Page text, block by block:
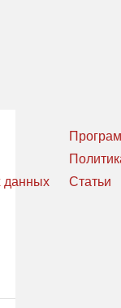
данных
Статьи